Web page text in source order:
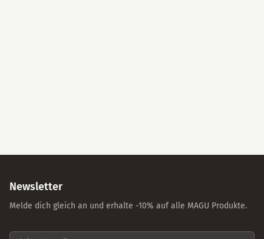
Newsletter
Melde dich gleich an und erhalte -10% auf alle MAGU Produkte.